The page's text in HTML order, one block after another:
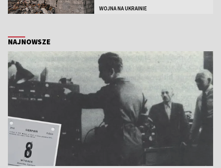
WOJNA NA UKRAINIE
NAJNOWSZE